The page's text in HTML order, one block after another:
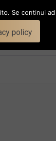
Se continui
policy